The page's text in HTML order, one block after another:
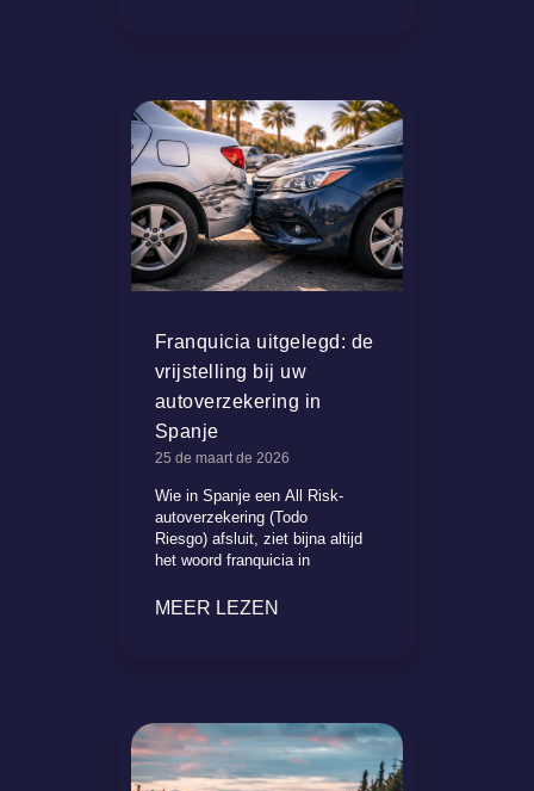
Franquicia uitgelegd: de
vrijstelling bij uw
autoverzekering in
Spanje
25 de maart de 2026
Wie in Spanje een All Risk-
autoverzekering (Todo
Riesgo) afsluit, ziet bijna altijd
het woord franquicia in
MEER LEZEN